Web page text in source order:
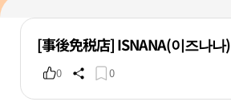
[事後免税店] ISNANA(이즈나나)
0 0